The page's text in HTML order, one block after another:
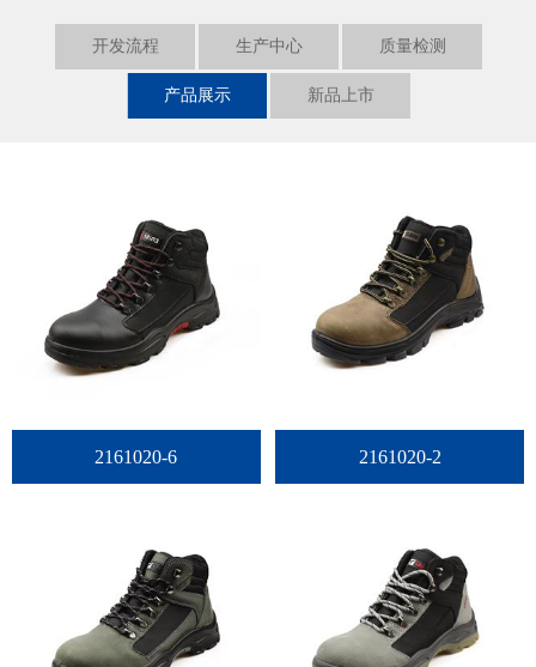
开发流程 生产中心 质量检测
产品展示 新品上市
2161020-6 2161020-2